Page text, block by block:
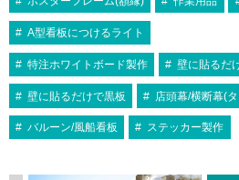
A型看板につけるライト
特注ホワイトボード製作 壁に貼るだ
壁に貼るだけで黒板 店頭幕/横断幕(
バルーン/風船看板 ステッカー製作